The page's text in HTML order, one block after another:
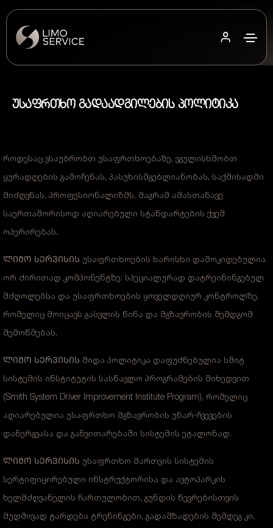
ᲣᲡᲐᲤᲠᲗᲮᲝ ᲒᲐᲓᲐᲐᲓᲒᲘᲚᲔᲑᲘᲡ ᲞᲝᲚᲘᲢᲘᲙᲐ
როდესაც ვსაუბრობთ უსაფრთხოებაზე, ვგულისხმობთ
ყურადღების გამოჩენას, პასუხისმგებლიანობას, საქმისადმი
მიძღვნას, პროფესიონალიზმს, მაგრამ ამასთანავე
საერთაშორისოდ აღიარებული სტანდარტების ქვეშ
ოპერირებას.
ᲚᲘᲛᲝ ᲡᲔᲠᲕᲘᲡᲘᲡ უსაფრთხოების ხარისხი დამოკიდებულია
ორ ძირითად კომპონენტზე: სპეციალურად დატრეინინგებულ
მძღოლებსა და უსაფრთხოების ყოველდღიურ კონტროლზე,
რომელიც მოიცავს გასვლის წინა და მგზავრობის შემდგომ
შემოწმებას.
ᲚᲘᲛᲝ ᲡᲔᲠᲕᲘᲡᲘᲡ შიდა პოლიტიკა დაფუძნებულია სმიტ
სისტემის ინსტიტუტის სასწავლო პროგრამების მიხედვით
(Smith System Driver Improvement Institute Program), რომელიც
აღიარებულია უსაფრთხო მგზავრობის უნარ-ჩვევების
დანერგვასა და განვითარებაში სისტემის ეტალონად.
ᲚᲘᲛᲝ ᲡᲔᲠᲕᲘᲡᲘᲡ უსაფრთხო მართვის სისტემის
სერტიფიცირებული ინსტრუქტორისა და ავტოპარკის
ხელმძღვანელის ჩართულობით, გუნდის წევრებისთვის
მუდმივად ტარდება ტრენინგები, გადამზადების შემდეგ კი,